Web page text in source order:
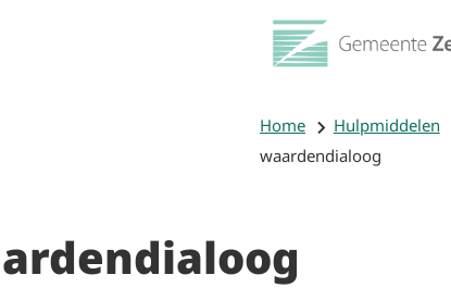
Home Hulpmiddelen
waardendialoog